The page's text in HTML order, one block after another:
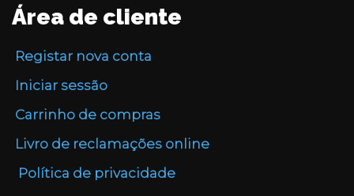
Área de cliente
Registar nova conta
Iniciar sessão
Carrinho de compras
Livro de reclamações online
Política de privacidade